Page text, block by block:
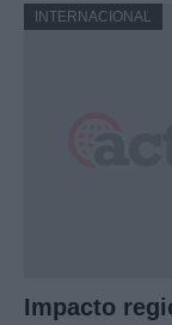
INTERNACIONAL
Impacto